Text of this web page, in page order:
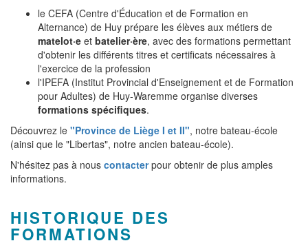
le CEFA (Centre d'Éducation et de Formation en
Alternance) de Huy prépare les élèves aux métiers de
matelot·e et batelier·ère, avec des formations permettant
d'obtenir les différents titres et certificats nécessaires à
l'exercice de la profession
l'IPEFA (Institut Provincial d'Enseignement et de Formation
pour Adultes) de Huy-Waremme organise diverses
formations spécifiques.
Découvrez le "Province de Liège I et II", notre bateau-école
(ainsi que le "Libertas", notre ancien bateau-école).
N'hésitez pas à nous contacterpour obtenir de plus amples
informations.
HISTORIQUE DES
FORMATIONS